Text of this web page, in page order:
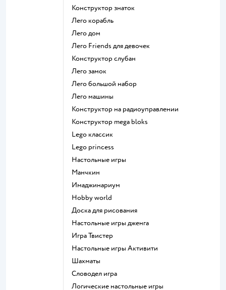
Конструктор знаток
Лего корабль
Лего дом
Лего Friends для девочек
Конструктор слубан
Лего замок
Лего большой набор
Лего машины
Конструктор на радиоуправлении
Конструктор mega bloks
Lego классик
Lego princess
Настольные игры
Манчкин
Имаджинариум
Hobby world
Доска для рисования
Настольные игры дженга
Игра Твистер
Настольные игры Активити
Шахматы
Словодел игра
Логические настольные игры